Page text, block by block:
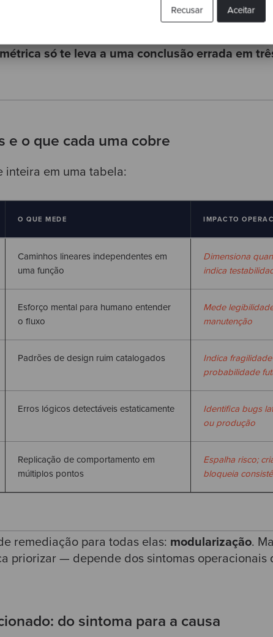
Aceitar
Recusar
diagnósticos diferentes, quatro planos de
só te leva a uma conclusão errada em
e o que cada uma cobre
inteira em uma tabela:
O QUE MEDE IMPACTO
Caminhos lineares independentes em
uma função
Dimensiona
indica
Esforço mental para humano entender
o fluxo
Mede
manutenção
Padrões de design ruim catalogados
Indica
probabilidade
Erros lógicos detectáveis estaticamente
Identifica bugs
ou produção
Replicação de comportamento em
múltiplos pontos
Espalha risco;
bloqueia
remediação para todas elas: modularização.
priorizar — depende dos sintomas operacionais
do sintoma para a causa